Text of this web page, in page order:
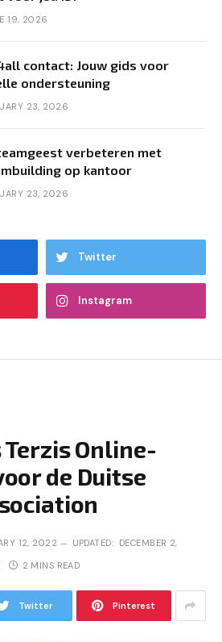
19, 2026
contact: Jouw gids voor
ondersteuning
23, 2026
verbeteren met
op kantoor
23, 2026
Twitter
Instagram
Online-
de Duitse
12, 2022 UPDATED: DECEMBER 2,
2 MINS READ
Twitter Pinterest